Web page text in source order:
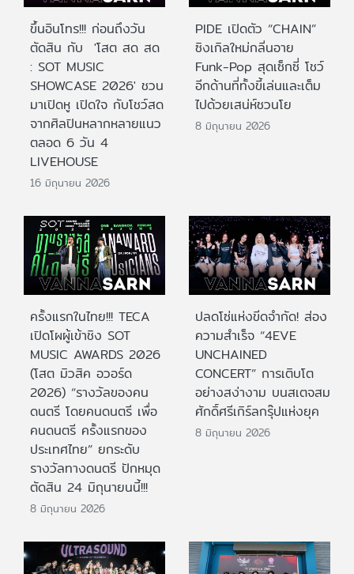
ขึ้นอินโทร!!! ก่อนถึงวัน
ตัดสิน กับ 'โสต สด สด
: SOT MUSIC
SHOWCASE 2026' ชวน
มาเปิดหู เปิดใจ กับโชว์สด
จากศิลปินหลากหลายแนว
ตลอด 6 วัน 4
LIVEHOUSE
16 มิถุนายน 2026
PIDE เปิดตัว “CHAIN”
ซิงเกิลใหม่กลิ่นอาย
Funk-Pop สุดเซ็กซี่ โชว์
อีกด้านที่ทั้งขี้เล่นและเต็ม
ไปด้วยเสน่ห์ชวนโย
8 มิถุนายน 2026
ครั้งแรกในไทย!!! TECA
เปิดโผผู้เข้าชิง SOT
MUSIC AWARDS 2026
(โสต มิวสิค อวอร์ด
2026) “รางวัลของคน
ดนตรี โดยคนดนตรี เพื่อ
คนดนตรี ครั้งแรกของ
ประเทศไทย” ยกระดับ
รางวัลทางดนตรี ปักหมุด
ตัดสิน 24 มิถุนายนนี้!!!
8 มิถุนายน 2026
ปลดโซ่แห่งขีดจำกัด! ส่อง
ความสำเร็จ “4EVE
UNCHAINED
CONCERT” การเติบโต
อย่างสง่างาม บนสเตจสม
ศักดิ์ศรีเกิร์ลกรุ๊ปแห่งยุค
8 มิถุนายน 2026